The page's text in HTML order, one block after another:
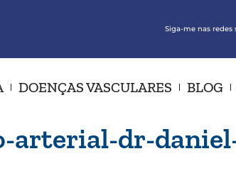
Siga-me nas redes
DOENÇAS VASCULARES BLOG
arterial-dr-